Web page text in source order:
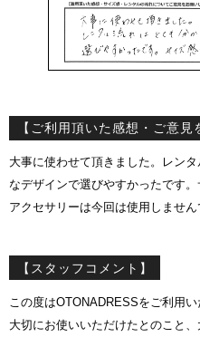
【ご利用頂いた感想・ご意見
大事に使わせて頂きました。レン
なデザインで選びやすかったです
アクセサリーは今回は使用しません
【スタッフコメント】
この度はOTONADRESSをご利用
大切にお使いいただけたとのこと